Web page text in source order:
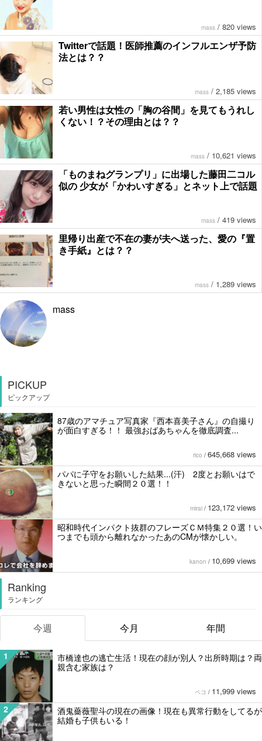
mass / 820 views
Twitterで話題！医師推薦のインフルエンザ予防
法とは？？
mass / 2,185 views
若い男性は女性の「胸の谷間」を見てもうれし
くない！？その理由とは？？
mass / 10,621 views
「ものまねグランプリ」に出場した藤田二コル
似の 少女が「かわいすぎる」とネット上で話題
mass / 419 views
里帰り出産で不在の妻が夫へ送った、愛の『置
き手紙』とは？？
mass / 1,289 views
mass
PICKUP
ピックアップ
87歳のアマチュア写真家『西本喜美子さん』の自撮り
が面白すぎる！！ 最強おばあちゃんを徹底調査...
rico / 645,668 views
パパに子守をお願いした結果...(汗) 2度とお願いはで
きないと思った瞬間２０選！！
mirai / 123,172 views
昭和時代インパクト抜群のフレーズＣＭ特集２０選！い
つまでも頭から離れなかったあのCMが懐かしい。
kanon / 10,699 views
Ranking
ランキング
今週 今月 年間
1
市橋達也の逃亡生活！現在の顔が別人？出所時期は？両
親含む家族は？
ペコ / 11,999 views
2
酒鬼薔薇聖斗の現在の画像！現在も異常行動をしてるが
結婚も子供もいる！